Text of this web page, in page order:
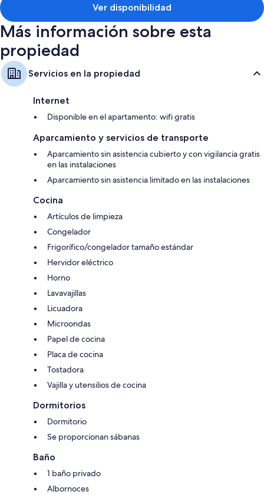
Calefacción y ventiladores de techo
Baños con duchas y secadores de pelo
Armarios o vestidores, cocinas y refrigeradores/freezers
Ver disponibilidad
Más información sobre esta
propiedad
Servicios en la propiedad
Internet
Disponible en el apartamento: wifi gratis
Aparcamiento y servicios de transporte
Aparcamiento sin asistencia cubierto y con vigilancia gratis
en las instalaciones
Aparcamiento sin asistencia limitado en las instalaciones
Cocina
Artículos de limpieza
Congelador
Frigorífico/congelador tamaño estándar
Hervidor eléctrico
Horno
Lavavajillas
Licuadora
Microondas
Papel de cocina
Placa de cocina
Tostadora
Vajilla y utensilios de cocina
Dormitorios
Dormitorio
Se proporcionan sábanas
Baño
1 baño privado
Albornoces